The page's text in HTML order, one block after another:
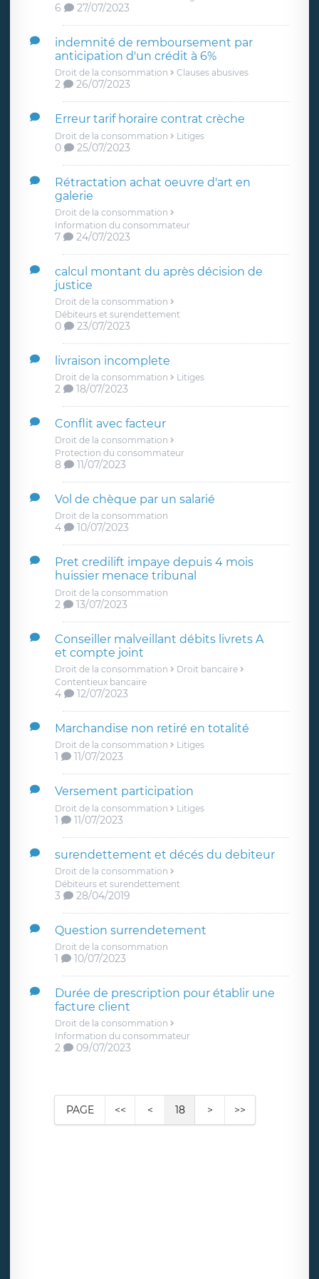
6 27/07/2023
indemnité de remboursement par
anticipation d'un crédit à 6%
Droit de la consommation Clauses abusives
2 26/07/2023
Erreur tarif horaire contrat crèche
Droit de la consommation Litiges
0 25/07/2023
Rétractation achat oeuvre d'art en
galerie
Droit de la consommation
Information du consommateur
7 24/07/2023
calcul montant du après décision de
justice
Droit de la consommation
Débiteurs et surendettement
0 23/07/2023
livraison incomplete
Droit de la consommation Litiges
2 18/07/2023
Conflit avec facteur
Droit de la consommation
Protection du consommateur
8 11/07/2023
Vol de chèque par un salarié
Droit de la consommation
4 10/07/2023
Pret credilift impaye depuis 4 mois
huissier menace tribunal
Droit de la consommation
2 13/07/2023
Conseiller malveillant débits livrets A
et compte joint
Droit de la consommation
Droit bancaire
Contentieux bancaire
4 12/07/2023
Marchandise non retiré en totalité
Droit de la consommation Litiges
1 11/07/2023
Versement participation
Droit de la consommation Litiges
1 11/07/2023
surendettement et décés du debiteur
Droit de la consommation
Débiteurs et surendettement
3 28/04/2019
Question surrendetement
Droit de la consommation
1 10/07/2023
Durée de prescription pour établir une
facture client
Droit de la consommation
Information du consommateur
2 09/07/2023
PAGE << < 18 > >>